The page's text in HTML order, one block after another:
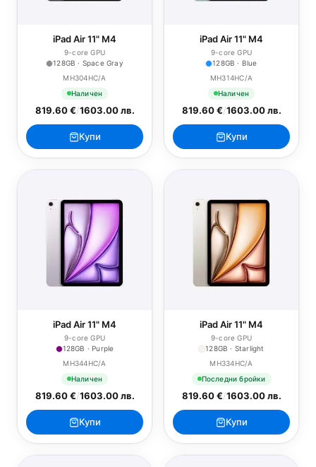
iPad Air 11" M4
9-core GPU
128GB · Space Gray
MH304HC/A
Наличен
819.60 €/1603.00 лв.
Купи
iPad Air 11" M4
9-core GPU
128GB · Blue
MH314HC/A
Наличен
819.60 €/1603.00 лв.
Купи
iPad Air 11" M4
9-core GPU
128GB · Purple
MH344HC/A
Наличен
819.60 €/1603.00 лв.
Купи
iPad Air 11" M4
9-core GPU
128GB · Starlight
MH334HC/A
Последни бройки
819.60 €/1603.00 лв.
Купи